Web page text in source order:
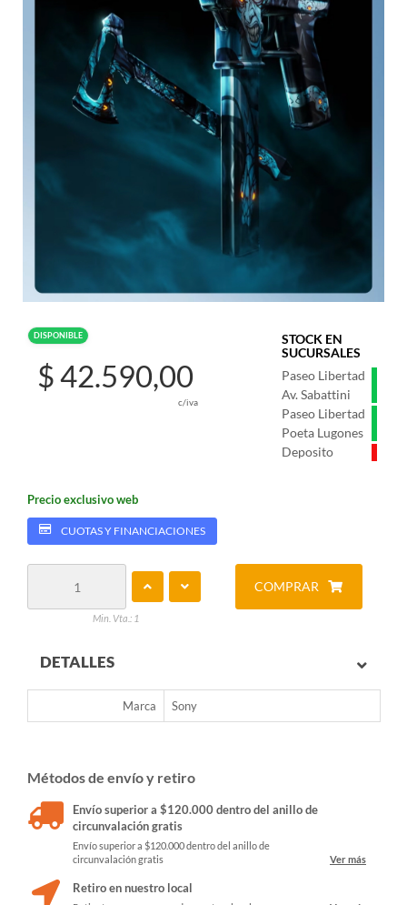
DISPONIBLE
STOCK EN
SUCURSALES
Paseo Libertad
Av. Sabattini
Paseo Libertad
Poeta Lugones
Deposito
$ 42.590,00
c/iva
Precio exclusivo web
CUOTAS Y FINANCIACIONES
Min. Vta.: 1
COMPRAR
DETALLES
Marca Sony
Métodos de envío y retiro
Envío superior a $120.000 dentro del anillo de
circunvalación gratis
Envío superior a $120.000 dentro del anillo de
circunvalación gratis
Ver más
Retiro en nuestro local